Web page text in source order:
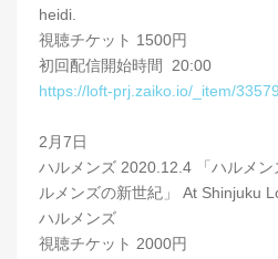
heidi.
視聴チケット 1500円
初回配信開始時間 20:00
https://loft-prj.zaiko.io/_item/
2月7日
ハルメンズ 2020.12.4 「ハルメ
ルメンズの新世紀」 At Shinjuku
ハルメンズ
視聴チケット 2000円